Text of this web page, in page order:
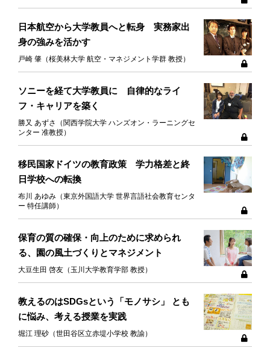
日本航空から大学教員へと転身 実務家出
身の強みを活かす
戸崎 肇（桜美林大学 航空・マネジメント学群 教授）
ソニーを経て大学教員に 自律的なライ
フ・キャリアを築く
勝又 あずさ（関西学院大学 ハンズオン・ラーニングセ
ンター 准教授）
移民国家ドイツの教育政策 学力格差と終
日学校への転換
布川 あゆみ（東京外国語大学 世界言語社会教育センタ
ー 特任講師）
保育の質の確保・向上のために求められ
る、園の風土づくりとマネジメント
大豆生田 啓友（玉川大学教育学部 教授）
教えるのはSDGsという「モノサシ」 とも
に悩み、考える授業を実践
堀江 理砂（世田谷区立赤堤小学校 教諭）